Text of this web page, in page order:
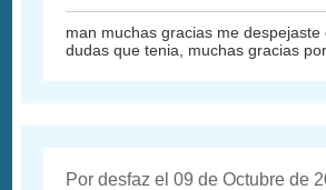
man muchas gracias me despejaste
dudas que tenia, muchas gracias
Por desfaz el 09 de Octubre de